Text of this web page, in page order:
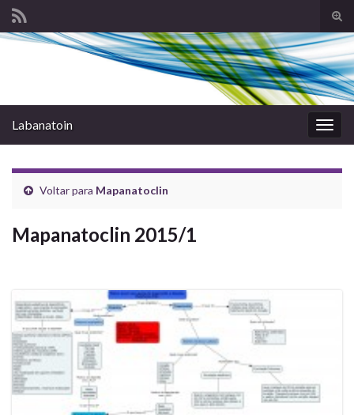
de
Search for:
Labanatoin
Voltar para Mapanatoclin
Mapanatoclin 2015/1